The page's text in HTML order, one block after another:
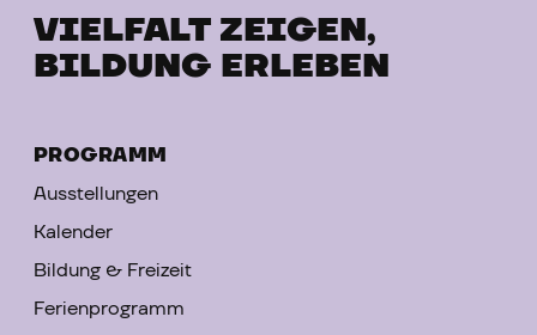
VIELFALT ZEIGEN,
BILDUNG ERLEBEN
PROGRAMM
Ausstellungen
Kalender
Bildung & Freizeit
Ferienprogramm